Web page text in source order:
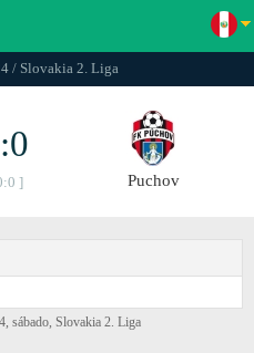
/ Slovakia 2. Liga
] Puchov
sábado, Slovakia 2. Liga